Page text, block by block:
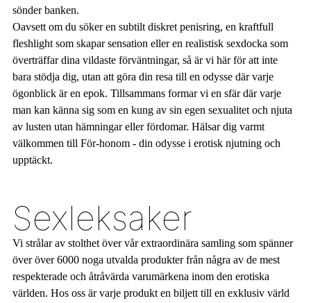
sönder banken.
Oavsett om du söker en subtilt diskret penisring, en kraftfull
fleshlight som skapar sensation eller en realistisk sexdocka som
överträffar dina vildaste förväntningar, så är vi här för att inte
bara stödja dig, utan att göra din resa till en odysse där varje
ögonblick är en epok. Tillsammans formar vi en sfär där varje
man kan känna sig som en kung av sin egen sexualitet och njuta
av lusten utan hämningar eller fördomar. Hälsar dig varmt
välkommen till För-honom - din odysse i erotisk njutning och
upptäckt.
Sexleksaker
Vi strålar av stolthet över vår extraordinära samling som spänner
över över 6000 noga utvalda produkter från några av de mest
respekterade och åtråvärda varumärkena inom den erotiska
världen. Hos oss är varje produkt en biljett till en exklusiv värld